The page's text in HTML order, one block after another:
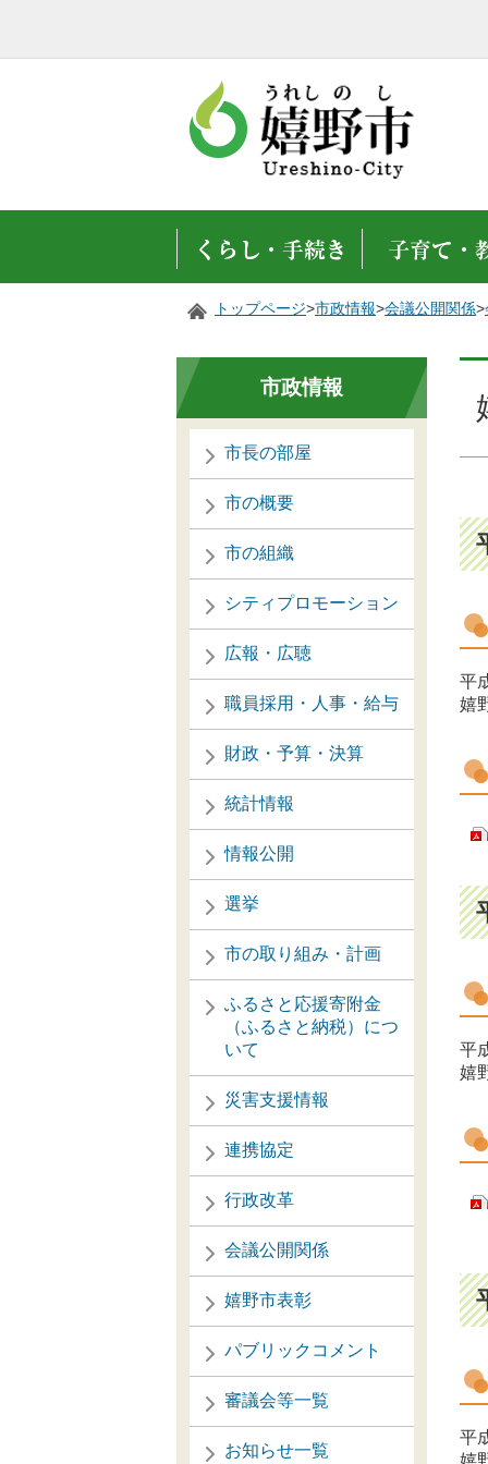
トップページ>市政情報>会議公開関係>
市政情報
市長の部屋
市の概要
市の組織
シティプロモーション
広報・広聴
職員採用・人事・給与
財政・予算・決算
統計情報
情報公開
選挙
市の取り組み・計画
ふるさと応援寄附金
（ふるさと納税）につ
いて
災害支援情報
連携協定
行政改革
会議公開関係
嬉野市表彰
パブリックコメント
審議会等一覧
お知らせ一覧
平
嬉
平
嬉
平
嬉